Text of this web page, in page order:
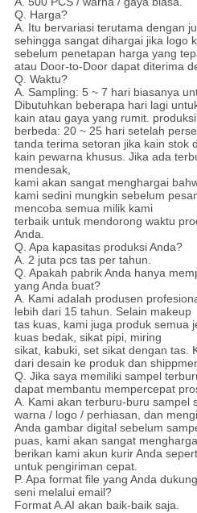
Q. Harga?
A. Itu bervariasi terutama dengan
sehingga sangat dihargai jika logo
sebelum penetapan harga yang
atau Door-to-Door dapat diterima
Q. Waktu?
A. Sampling: 5 ~ 7 hari biasanya
Dibutuhkan beberapa hari lagi
kain atau gaya yang rumit.
berbeda: 20 ~ 25 hari setelah
tanda terima setoran jika kain stok
kain pewarna khusus. Jika ada
mendesak,
kami akan sangat menghargai
kami sedini mungkin sebelum
mencoba semua milik kami
terbaik untuk mendorong waktu
Anda.
Q. Apa kapasitas produksi Anda?
A. 2 juta pcs tas per tahun.
Q. Apakah pabrik Anda hanya
yang Anda buat?
A. Kami adalah produsen
lebih dari 15 tahun. Selain makeup
tas kuas, kami juga produk semua
kuas bedak, sikat pipi, miring
sikat, kabuki, set sikat dengan tas.
dari desain ke produk dan
Q. Jika saya memiliki sampel
dapat membantu mempercepat
A. Kami akan terburu-buru sampel
warna / logo / perhiasan, dan
Anda gambar digital sebelum
puas, kami akan sangat
berikan kami akun kurir Anda
untuk pengiriman cepat.
P. Apa format file yang Anda
seni melalui email?
Format A.AI akan baik-baik saja.